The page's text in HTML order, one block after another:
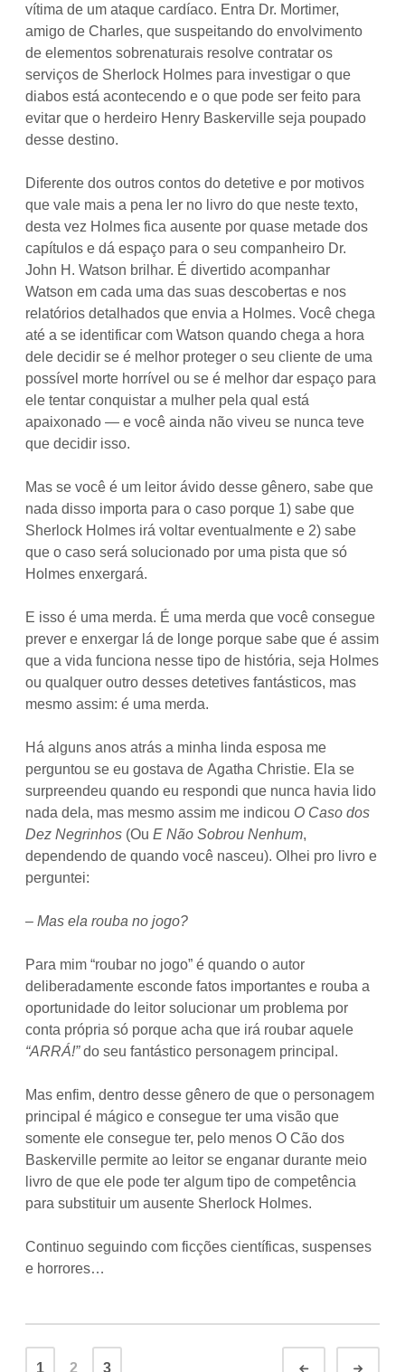
vítima de um ataque cardíaco. Entra Dr. Mortimer,
amigo de Charles, que suspeitando do envolvimento
de elementos sobrenaturais resolve contratar os
serviços de Sherlock Holmes para investigar o que
diabos está acontecendo e o que pode ser feito para
evitar que o herdeiro Henry Baskerville seja poupado
desse destino.
Diferente dos outros contos do detetive e por motivos
que vale mais a pena ler no livro do que neste texto,
desta vez Holmes fica ausente por quase metade dos
capítulos e dá espaço para o seu companheiro Dr.
John H. Watson brilhar. É divertido acompanhar
Watson em cada uma das suas descobertas e nos
relatórios detalhados que envia a Holmes. Você chega
até a se identificar com Watson quando chega a hora
dele decidir se é melhor proteger o seu cliente de uma
possível morte horrível ou se é melhor dar espaço para
ele tentar conquistar a mulher pela qual está
apaixonado — e você ainda não viveu se nunca teve
que decidir isso.
Mas se você é um leitor ávido desse gênero, sabe que
nada disso importa para o caso porque 1) sabe que
Sherlock Holmes irá voltar eventualmente e 2) sabe
que o caso será solucionado por uma pista que só
Holmes enxergará.
E isso é uma merda. É uma merda que você consegue
prever e enxergar lá de longe porque sabe que é assim
que a vida funciona nesse tipo de história, seja Holmes
ou qualquer outro desses detetives fantásticos, mas
mesmo assim: é uma merda.
Há alguns anos atrás a minha linda esposa me
perguntou se eu gostava de Agatha Christie. Ela se
surpreendeu quando eu respondi que nunca havia lido
nada dela, mas mesmo assim me indicou O Caso dos
Dez Negrinhos (OuE Não Sobrou Nenhum,
dependendo de quando você nasceu). Olhei pro livro e
perguntei:
– Mas ela rouba no jogo?
Para mim “roubar no jogo” é quando o autor
deliberadamente esconde fatos importantes e rouba a
oportunidade do leitor solucionar um problema por
conta própria só porque acha que irá roubar aquele
“ARRÁ!”do seu fantástico personagem principal.
Mas enfim, dentro desse gênero de que o personagem
principal é mágico e consegue ter uma visão que
somente ele consegue ter, pelo menos O Cão dos
Baskerville permite ao leitor se enganar durante meio
livro de que ele pode ter algum tipo de competência
para substituir um ausente Sherlock Holmes.
Continuo seguindo com ficções científicas, suspenses
e horrores…
1 2 3